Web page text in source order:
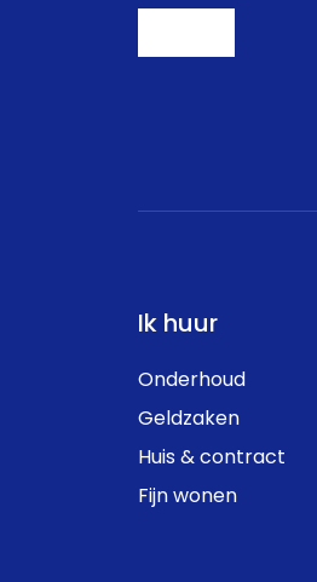
Ik huur
Onderhoud
Geldzaken
Huis & contract
Fijn wonen